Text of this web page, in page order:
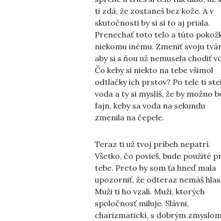
ti zdá, že zostaneš bez kože. A v
skutočnosti by si si to aj priala.
Prenechať toto telo a túto
niekomu inému. Zmeniť svoju
aby si s ňou už nemusela chodiť
Čo keby si niekto na tebe všimol
odtlačky ich prstov? Po tele ti
voda a ty si myslíš, že by možno
fajn, keby sa voda na sekundu
zmenila na čepele.
Teraz ti už tvoj príbeh nepatrí.
Všetko, čo povieš, bude použité
tebe. Preto by som ťa hneď mala
upozorniť, že odteraz nemáš
Muži ti ho vzali. Muži, ktorých
spoločnosť miluje. Slávni,
charizmatickí, s dobrým zmyslom